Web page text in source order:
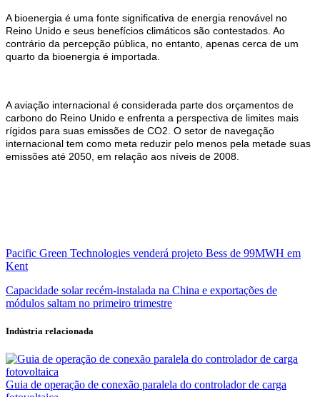
A bioenergia é uma fonte significativa de energia renovável no
Reino Unido e seus benefícios climáticos são contestados. Ao
contrário da percepção pública, no entanto, apenas cerca de um
quarto da bioenergia é importada.
A aviação internacional é considerada parte dos orçamentos de
carbono do Reino Unido e enfrenta a perspectiva de limites mais
rígidos para suas emissões de CO2. O setor de navegação
internacional tem como meta reduzir pelo menos pela metade suas
emissões até 2050, em relação aos níveis de 2008.
Pacific Green Technologies venderá projeto Bess de 99MWH em
Kent
Capacidade solar recém-instalada na China e exportações de
módulos saltam no primeiro trimestre
Indústria relacionada
Guia de operação de conexão paralela do controlador de carga